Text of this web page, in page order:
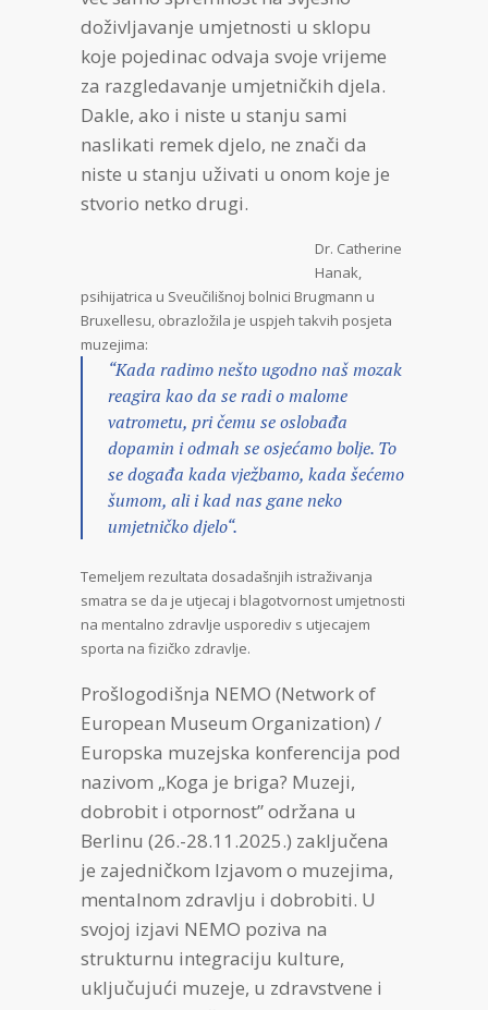
doživljavanje umjetnosti u sklopu
koje pojedinac odvaja svoje vrijeme
za razgledavanje umjetničkih djela.
Dakle, ako i niste u stanju sami
naslikati remek djelo, ne znači da
niste u stanju uživati u onom koje je
stvorio netko drugi.
Dr. Catherine
Hanak,
psihijatrica u Sveučilišnoj bolnici Brugmann u
Bruxellesu, obrazložila je uspjeh takvih posjeta
muzejima:
“Kada radimo nešto ugodno naš mozak
reagira kao da se radi o malome
vatrometu, pri čemu se oslobađa
dopamin i odmah se osjećamo bolje. To
se događa kada vježbamo, kada šećemo
šumom, ali i kad nas gane neko
umjetničko djelo“.
Temeljem rezultata dosadašnjih istraživanja
smatra se da je utjecaj i blagotvornost umjetnosti
na mentalno zdravlje usporediv s utjecajem
sporta na fizičko zdravlje.
Prošlogodišnja NEMO (Network of
European Museum Organization) /
Europska muzejska konferencija pod
nazivom „Koga je briga? Muzeji,
dobrobit i otpornost” održana u
Berlinu (26.-28.11.2025.) zaključena
je zajedničkom Izjavom o muzejima,
mentalnom zdravlju i dobrobiti. U
svojoj izjavi NEMO poziva na
strukturnu integraciju kulture,
uključujući muzeje, u zdravstvene i